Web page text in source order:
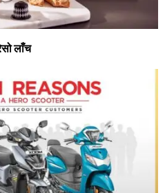
लाँच